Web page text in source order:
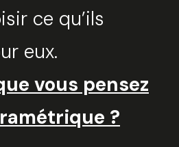
ce qu’ils
eux.
vous pensez
?